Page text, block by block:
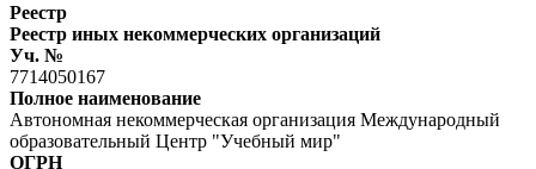
Реестр
Реестр иных некоммерческих организаций
Уч. №
7714050167
Полное наименование
Автономная некоммерческая организация Международный
образовательный Центр "Учебный мир"
ОГРН